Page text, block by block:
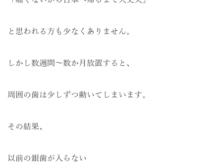
と思われる方も少なくありません。
しかし数週間〜数か月放置すると、
周囲の歯は少しずつ動いてしまいます。
その結果、
以前の銀歯が入らない